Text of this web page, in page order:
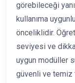
görebileceği
kullanıma
önceliklidir.
seviyesi ve
uygun modüller
güvenli ve temiz